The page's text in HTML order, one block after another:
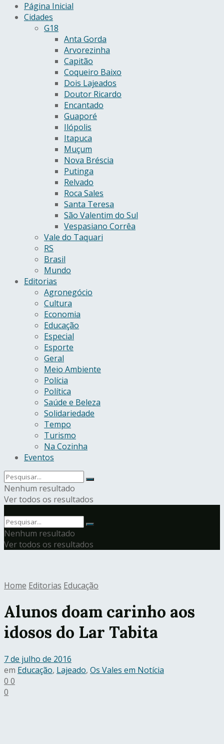
Página Inicial
Cidades
G18
Anta Gorda
Arvorezinha
Capitão
Coqueiro Baixo
Dois Lajeados
Doutor Ricardo
Encantado
Guaporé
Ilópolis
Itapuca
Muçum
Nova Bréscia
Putinga
Relvado
Roca Sales
Santa Teresa
São Valentim do Sul
Vespasiano Corrêa
Vale do Taquari
RS
Brasil
Mundo
Editorias
Agronegócio
Cultura
Economia
Educação
Especial
Esporte
Geral
Meio Ambiente
Polícia
Política
Saúde e Beleza
Solidariedade
Tempo
Turismo
Na Cozinha
Eventos
Nenhum resultado
Ver todos os resultados
Nenhum resultado
Ver todos os resultados
Home Editorias Educação
Alunos doam carinho aos
idosos do Lar Tabita
7 de julho de 2016
em Educação, Lajeado, Os Vales em Notícia
0 0
0